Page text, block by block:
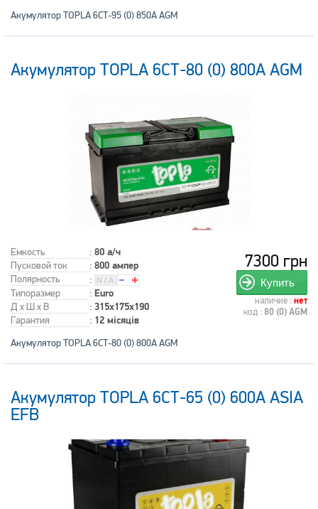
Акумулятор TOPLA 6СТ-95 (0) 850А AGM
Акумулятор TOPLA 6СТ-80 (0) 800А AGM
Емкость : 80 а/ч
Пусковой ток : 800 ампер
Полярность
:
Типоразмер
: Euro
Д x Ш x В : 315x175x190
Гарантия : 12 місяців
7300 грн
Купить
наличие : нет
код : 80 (0) AGM
Акумулятор TOPLA 6СТ-80 (0) 800А AGM
Акумулятор TOPLA 6СТ-65 (0) 600А ASIA
EFB